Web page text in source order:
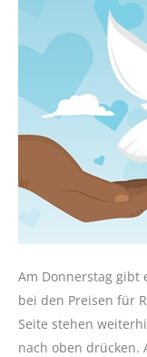
Am Donnerstag gibt
bei den Preisen für
Seite stehen
nach oben drücken.